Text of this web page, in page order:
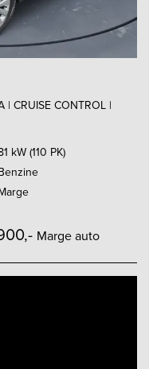
| CRUISE CONTROL |
kW (110 PK)
Marge auto